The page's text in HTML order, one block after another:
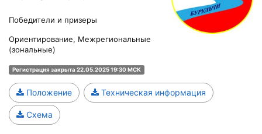
Победители и призеры
Ориентирование, Межрегиональные
(зональные)
Регистрация закрыта 22.05.2025 19:30 МСК
Положение Техническая информация
Схема